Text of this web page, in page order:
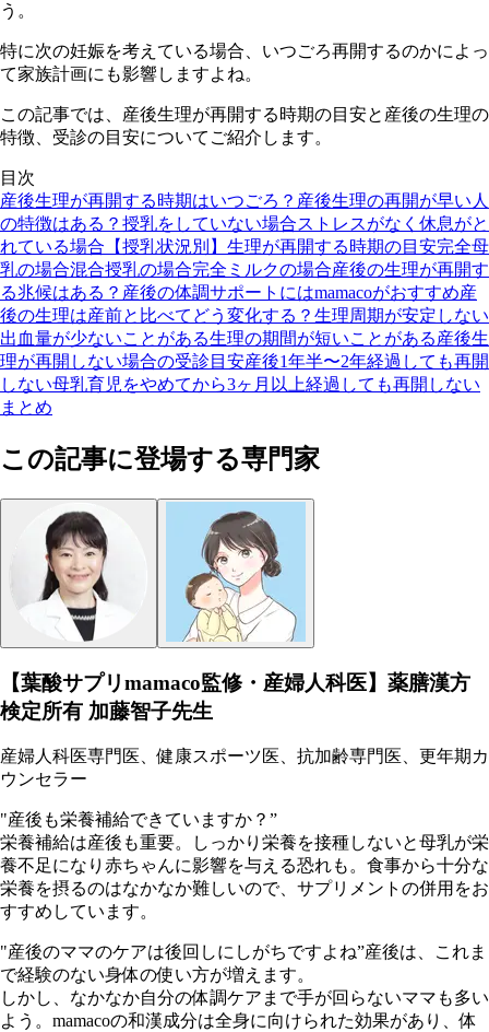
う。
特に次の妊娠を考えている場合、いつごろ再開するのかによっ
て家族計画にも影響しますよね。
この記事では、産後生理が再開する時期の目安と産後の生理の
特徴、受診の目安についてご紹介します。
目次
産後生理が再開する時期はいつごろ？ 産後生理の再開が早い人
の特徴はある？ 授乳をしていない場合ストレスがなく休息がと
れている場合 【授乳状況別】生理が再開する時期の目安完全母
乳の場合混合授乳の場合完全ミルクの場合産後の生理が再開す
る兆候はある？ 産後の体調サポートにはmamacoがおすすめ産
後の生理は産前と比べてどう変化する？ 生理周期が安定しない
出血量が少ないことがある生理の期間が短いことがある産後生
理が再開しない場合の受診目安産後1年半〜2年経過しても再開
しない母乳育児をやめてから3ヶ月以上経過しても再開しない
まとめ
この記事に登場する専門家
【葉酸サプリmamaco監修・産婦人科医】薬膳漢方
検定所有 加藤智子先生
産婦人科医専門医、健康スポーツ医、抗加齢専門医、更年期カ
ウンセラー
"産後も栄養補給できていますか？”
栄養補給は産後も重要。しっかり栄養を接種しないと母乳が栄
養不足になり赤ちゃんに影響を与える恐れも。食事から十分な
栄養を摂るのはなかなか難しいので、サプリメントの併用をお
すすめしています。
"産後のママのケアは後回しにしがちですよね”産後は、これま
で経験のない身体の使い方が増えます。
しかし、なかなか自分の体調ケアまで手が回らないママも多い
よう。mamacoの和漢成分は全身に向けられた効果があり、体